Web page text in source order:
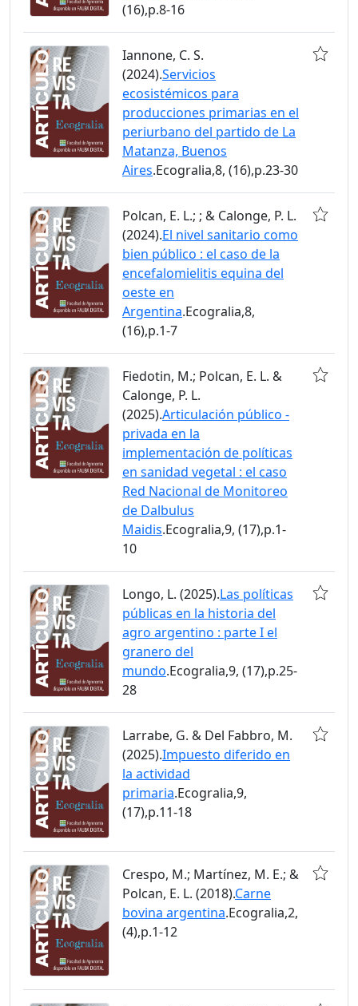
(16),p.8-16
Iannone, C. S.
(2024).Servicios
ecosistémicos para
producciones primarias en el
periurbano del partido de La
Matanza, Buenos
Aires.Ecogralia,8, (16),p.23-30
Polcan, E. L.; ; & Calonge, P. L.
(2024).El nivel sanitario como
bien público : el caso de la
encefalomielitis equina del
oeste en
Argentina.Ecogralia,8,
(16),p.1-7
Fiedotin, M.; Polcan, E. L. &
Calonge, P. L.
(2025).Articulación público -
privada en la
implementación de políticas
en sanidad vegetal : el caso
Red Nacional de Monitoreo
de Dalbulus
Maidis.Ecogralia,9, (17),p.1-
10
Longo, L. (2025).Las políticas
públicas en la historia del
agro argentino : parte I el
granero del
mundo.Ecogralia,9, (17),p.25-
28
Larrabe, G. & Del Fabbro, M.
(2025).Impuesto diferido en
la actividad
primaria.Ecogralia,9,
(17),p.11-18
Crespo, M.; Martínez, M. E.; &
Polcan, E. L. (2018).Carne
bovina argentina.Ecogralia,2,
(4),p.1-12